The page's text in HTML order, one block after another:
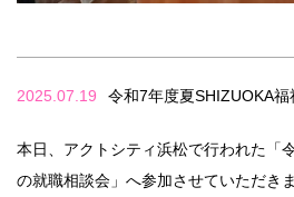
2025.07.19 令和7年度夏SHIZUOKA
本日、アクトシティ浜松で行われた「
の就職相談会」へ参加させていただきま